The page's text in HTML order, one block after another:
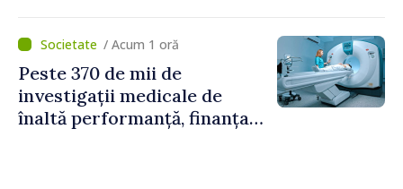
agresiune în Ucraina și
poartă întreaga vină pentru
pericolul adus la casele
oamenilor noștri”
/ Acum 1 oră
Peste 370 de mii de
investigații medicale de
înaltă performanță, finanțate